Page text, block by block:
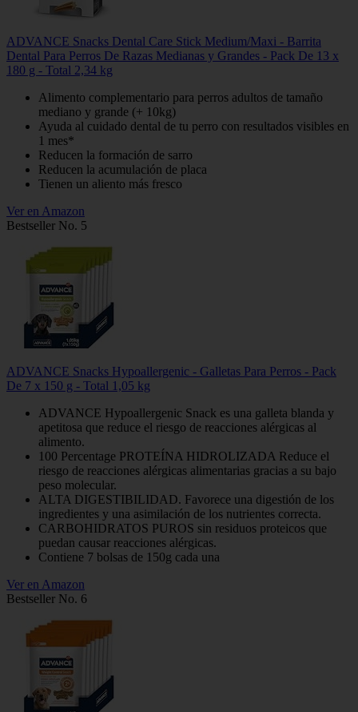
ADVANCE Snacks Dental Care Stick Medium/Maxi - Barrita
Dental Para Perros De Razas Medianas y Grandes - Pack De 13 x
180 g - Total 2,34 kg
Alimento complementario para perros adultos de tamaño
mediano y grande (+ 10kg)
Ayuda al cuidado dental de tu perro con resultados visibles en
1 mes*
Reducen la formación de sarro
Reducen la acumulación de placa
Tienen un aliento más fresco
Ver en Amazon
Bestseller No. 5
ADVANCE Snacks Hypoallergenic - Galletas Para Perros - Pack
De 7 x 150 g - Total 1,05 kg
ADVANCE Hypoallergenic Snack es una galleta blanda y
apetitosa que reduce el riesgo de reacciones alérgicas al
alimento.
100 Percentage PROTEÍNA HIDROLIZADA Reduce el
riesgo de reacciones alérgicas alimentarias gracias a su bajo
peso molecular.
ALTA DIGESTIBILIDAD. Favorece una digestión de los
ingredientes y una asimilación de los nutrientes correcta.
CARBOHIDRATOS PUROS sin residuos proteicos que
puedan causar reacciones alérgicas.
Contiene 7 bolsas de 150g cada una
Ver en Amazon
Bestseller No. 6